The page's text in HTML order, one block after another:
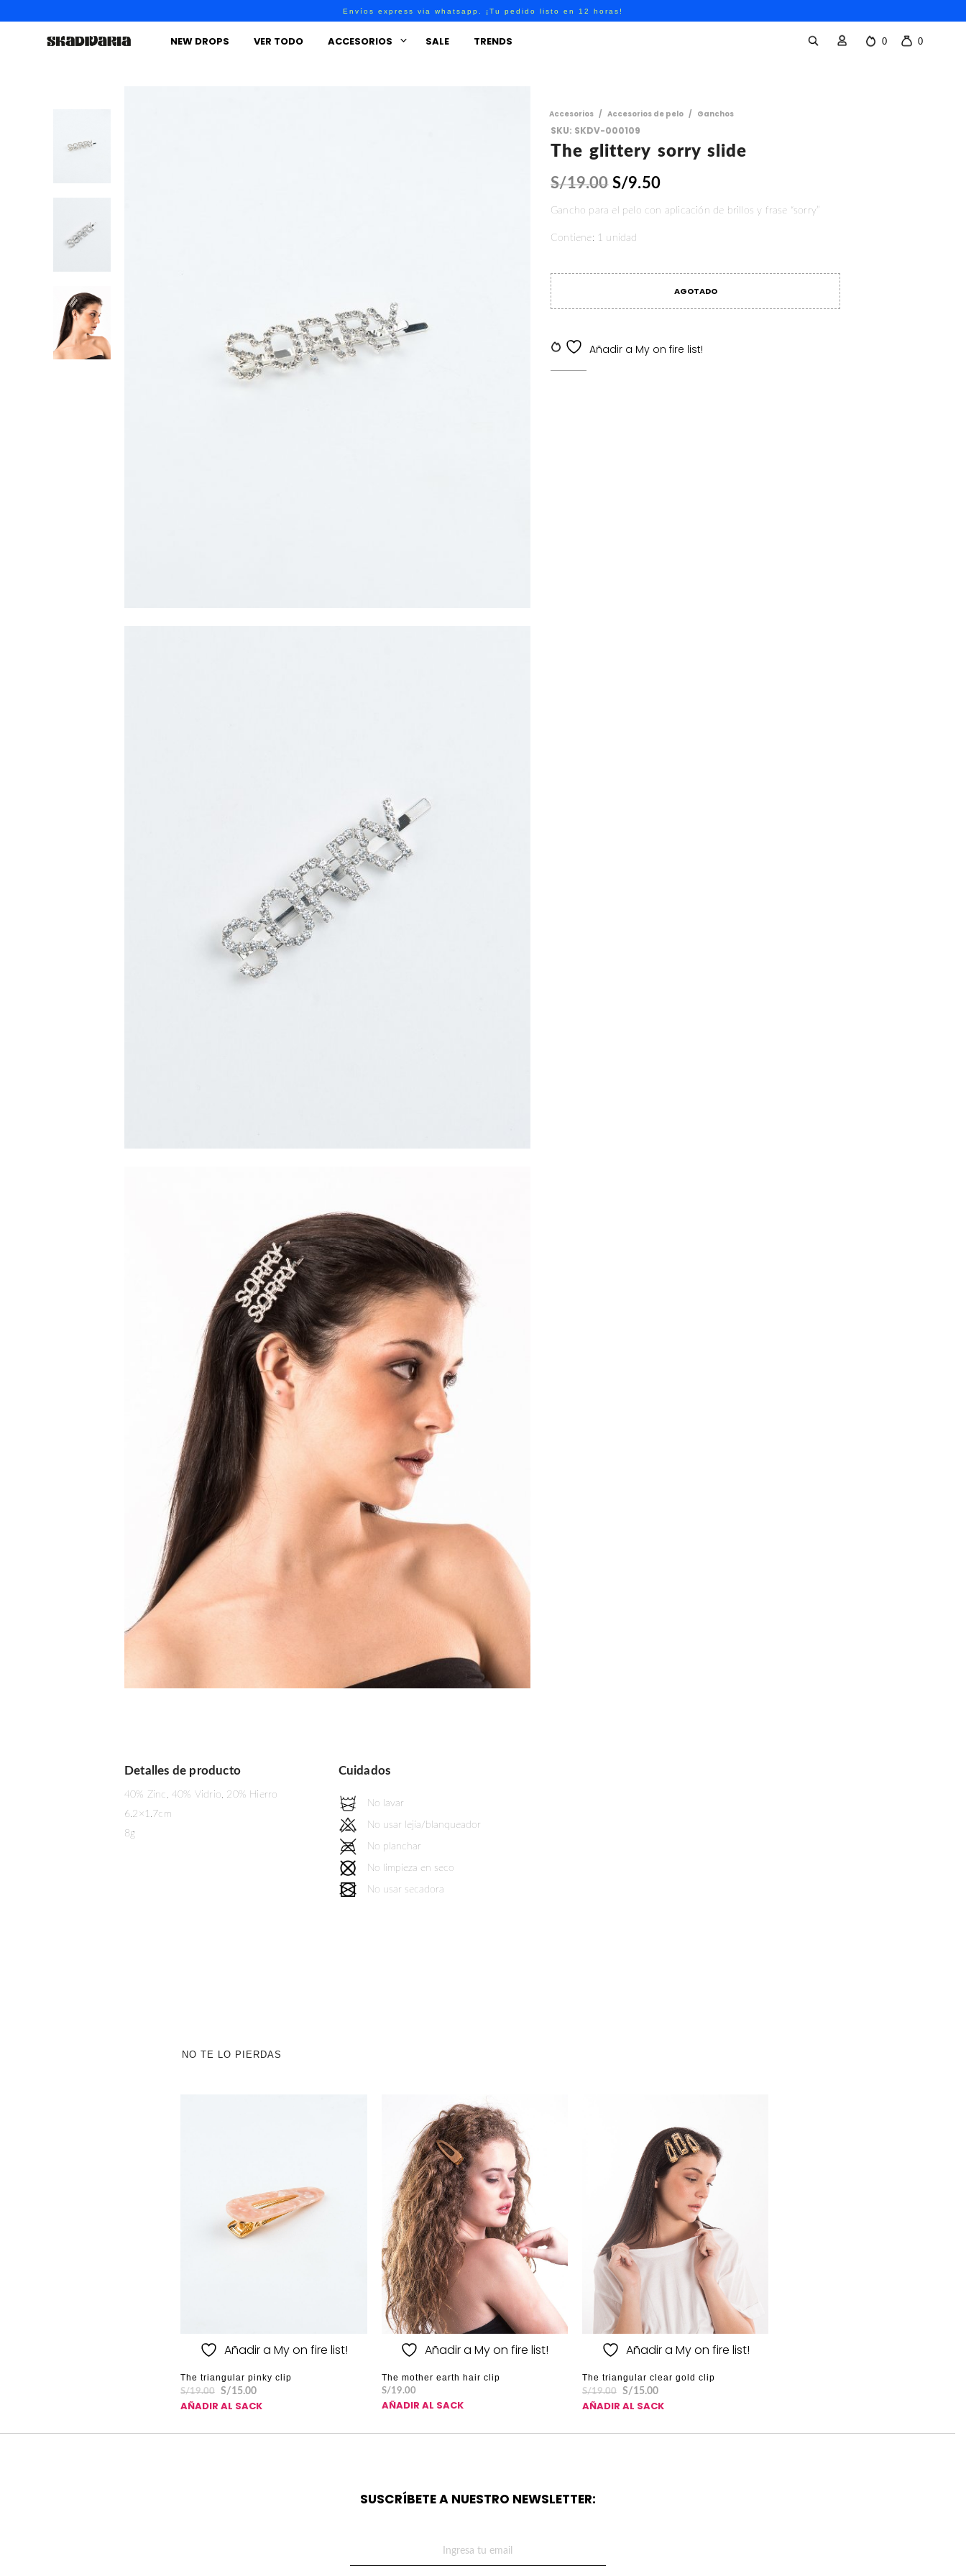
Envíos express via whatsapp. ¡Tu pedido listo en 12 horas!
0 0
NEW DROPS VER TODO ACCESORIOS SALE TRENDS
Detalles de producto
40% Zinc, 40% Vidrio, 20% Hierro
6.2×1.7cm
8g
Cuidados
No lavar
No usar lejía/blanqueador
No planchar
No limpieza en seco
No usar secadora
Accesorios / Accesorios de pelo / Ganchos
SKU: SKDV-000109
The glittery sorry slide
S/19.00 S/9.50
Gancho para el pelo con aplicación de brillos y frase “sorry”
Contiene: 1 unidad
AGOTADO
Añadir a My on fire list!
SKU:SKDV-000109
NO TE LO PIERDAS
Añadir a My on fire list!
The triangular pinky clip
S/19.00 S/15.00
AÑADIR AL SACK
Añadir a My on fire list!
The mother earth hair clip
S/19.00
AÑADIR AL SACK
Añadir a My on fire list!
The triangular clear gold clip
S/19.00 S/15.00
AÑADIR AL SACK
SUSCRÍBETE A NUESTRO NEWSLETTER: